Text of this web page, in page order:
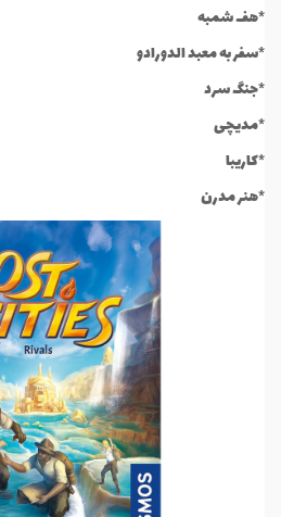
*هف شمبه
*سفر به معبد الدورادو
*جنگ سرد
*مدیچی
*کاریبا
*هنر مدرن